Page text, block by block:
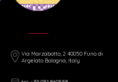
Via Marzabotto, 2 40050 Funo di
Argelato Bologna, Italy